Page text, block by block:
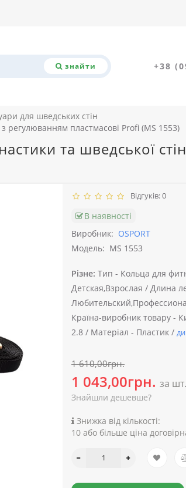
знайти +38
для шведських стін
з регулюванням пластмасові Profi (MS 1553)
та шведської
Відгуків: 0
В наявності
Виробник: OSPORT
Модель: MS 1553
Різне: Тип - Кольца для
Детская,Взрослая / Длина
Країна-виробник товару -
2.8 / Матеріал - Пластик /
1 610,00грн.
1 043,00грн. за шт.
Знайшли дешевше?
Знижка від кількості:
10 або більше ціна